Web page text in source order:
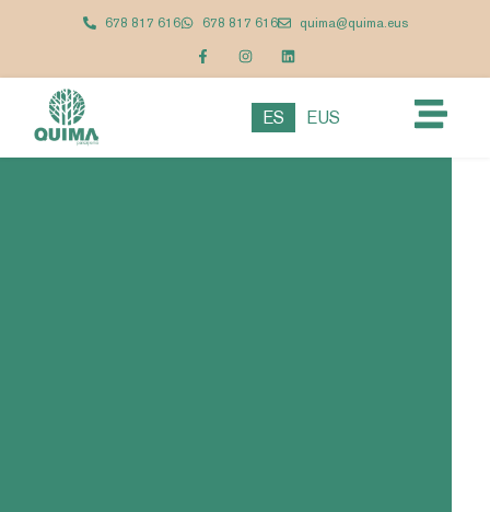
678 817 616 678 817 616 quima@quima.eus
ES EUS